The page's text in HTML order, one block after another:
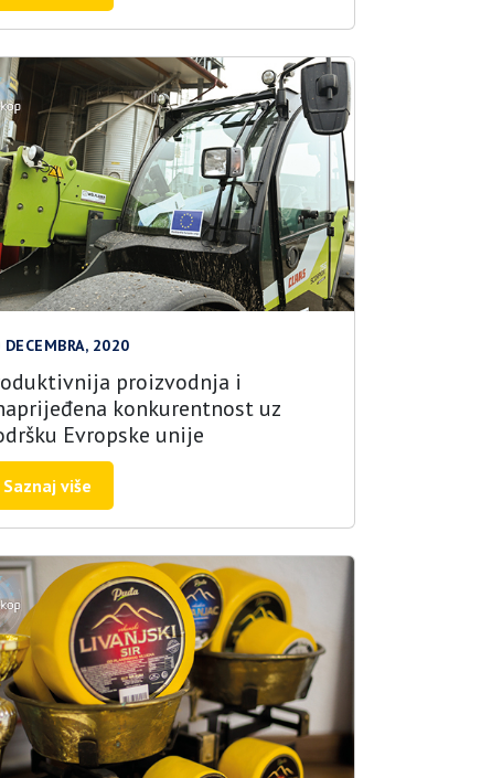
2020
proizvodnja i
konkurentnost uz
Evropske unije
Saznaj više